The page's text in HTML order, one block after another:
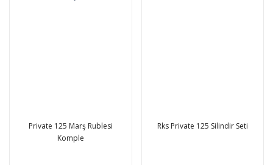
Private 125 Marş Rublesi
Komple
Rks Private 125 Silindir Seti